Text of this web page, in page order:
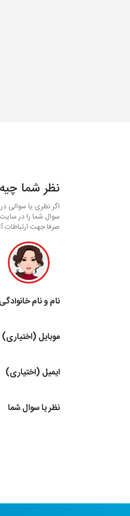
نظر شما
اگر نظری یا سوالی
سوال شما را در
صرفا جهت ارتباطات
نام و نام خانوادگی
موبایل (اختیاری)
ایمیل (اختیاری)
نظر یا سوال شما